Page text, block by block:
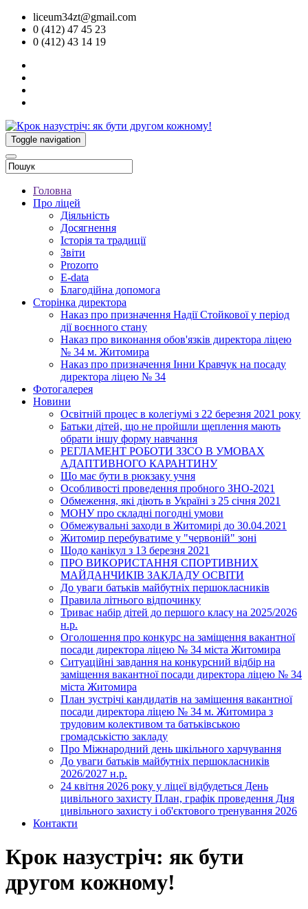
liceum34zt@gmail.com
0 (412) 47 45 23
0 (412) 43 14 19
Toggle navigation
Головна
Про ліцей
Діяльність
Досягнення
Історія та традиції
Звіти
Prozorro
E-data
Благодійна допомога
Сторінка директора
Наказ про призначення Надії Стойкової у період
дії воєнного стану
Наказ про виконання обов'язків директора ліцею
№ 34 м. Житомира
Наказ про призначення Інни Кравчук на посаду
директора ліцею № 34
Фотогалерея
Новини
Освітній процес в колегіумі з 22 березня 2021 року
Батьки дітей, що не пройшли щеплення мають
обрати іншу форму навчання
РЕГЛАМЕНТ РОБОТИ ЗЗСО В УМОВАХ
АДАПТИВНОГО КАРАНТИНУ
Що має бути в рюкзаку учня
Особливості проведення пробного ЗНО-2021
Обмеження, які діють в Україні з 25 січня 2021
МОНУ про складні погодні умови
Обмежувальні заходи в Житомирі до 30.04.2021
Житомир перебуватиме у "червоній" зоні
Щодо канікул з 13 березня 2021
ПРО ВИКОРИСТАННЯ СПОРТИВНИХ
МАЙДАНЧИКІВ ЗАКЛАДУ ОСВІТИ
До уваги батьків майбутніх першокласників
Правила літнього відпочинку
Триває набір дітей до першого класу на 2025/2026
н.р.
Оголошення про конкурс на заміщення вакантної
посади директора ліцею № 34 міста Житомира
Ситуаційні завдання на конкурсний відбір на
заміщення вакантної посади директора ліцею № 34
міста Житомира
План зустрічі кандидатів на заміщення вакантної
посади директора ліцею № 34 м. Житомира з
трудовим колективом та батьківською
громадськістю закладу
Про Міжнародний день шкільного харчування
До уваги батьків майбутніх першокласників
2026/2027 н.р.
24 квітня 2026 року у ліцеї відбудеться День
цивільного захисту План, графік проведення Дня
цивільного захисту і об'єктового тренування 2026
Контакти
Крок назустріч: як бути
другом кожному!